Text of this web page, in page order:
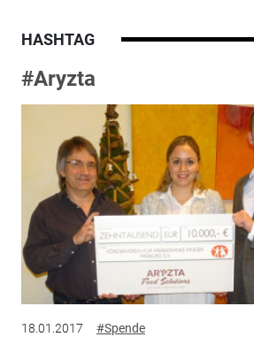
HASHTAG
#Aryzta
18.01.2017 #Spende